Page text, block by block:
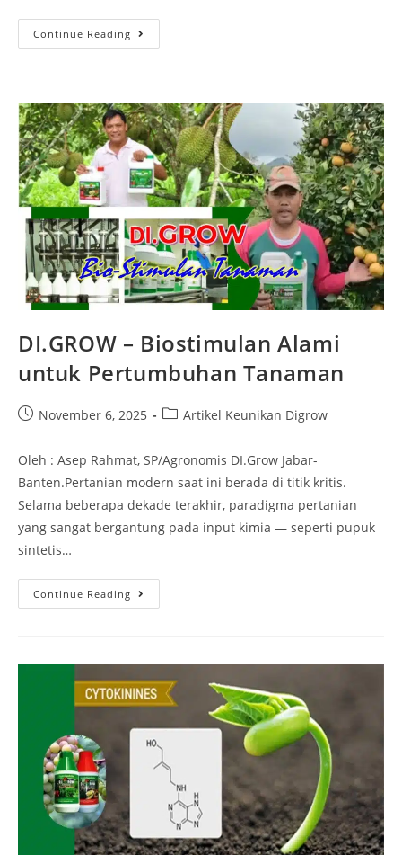
Continue Reading
DI.GROW – Biostimulan Alami
untuk Pertumbuhan Tanaman
November 6, 2025 Artikel Keunikan Digrow
Oleh : Asep Rahmat, SP/Agronomis DI.Grow Jabar-
Banten.Pertanian modern saat ini berada di titik kritis.
Selama beberapa dekade terakhir, paradigma pertanian
yang sangat bergantung pada input kimia — seperti pupuk
sintetis…
Continue Reading